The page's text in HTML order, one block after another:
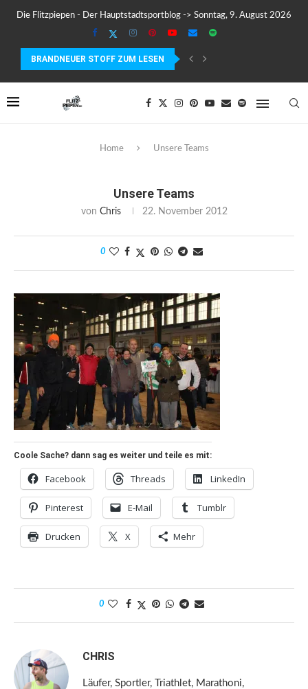
Die Flitzpiepen - Der Hauptstadtsportblog -> Sonntag, 9. August 2026
BRANDNEUER STOFF ZUM LESEN
COROS PACE 4 IM TEST – LEICHT, SCHNELL...
Home Unsere Teams
Unsere Teams
von Chris 22. November 2012
0
Coole Sache? dann sag es weiter und teile es mit:
Facebook Threads LinkedIn
Pinterest E-Mail Tumblr
Drucken X Mehr
0
CHRIS
Läufer, Sportler, Triathlet, Marathoni,